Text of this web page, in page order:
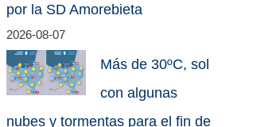
por la SD Amorebieta
2026-08-07
Más de 30ºC, sol
con algunas
nubes y tormentas para el fin de